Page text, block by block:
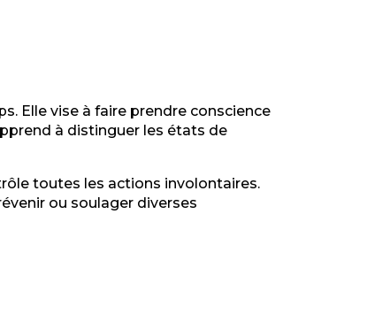
Elle vise à faire prendre conscience
à distinguer les états de
toutes les actions involontaires.
ou soulager diverses